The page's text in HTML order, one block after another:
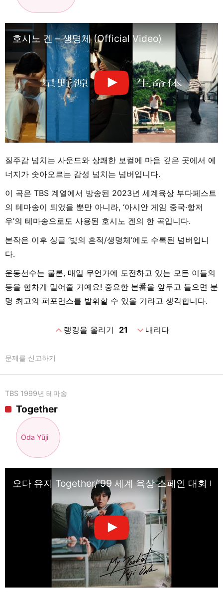
호시노 겐 – 생명체 (Official Video)
질주감 넘치는 사운드와 상쾌한 보컬에 마음 깊은 곳에서 에
너지가 솟아오르는 감성 넘치는 넘버입니다.
이 곡은 TBS 계열에서 방송된 2023년 세계육상 부다페스트
의 테마송이 되었을 뿐만 아니라, ‘아시안 게임 중국·항저
우’의 테마송으로도 사용된 호시노 겐의 한 곡입니다.
본작은 이후 싱글 ‘빛의 흔적/생명체’에도 수록된 넘버입니
다.
운동선수는 물론, 매일 무언가에 도전하고 있는 모든 이들의
등을 힘차게 밀어줄 거예요! 중요한 본番을 앞두고 들으면 분
명 최고의 퍼포먼스를 발휘할 수 있을 거라고 생각합니다.
expand_less랭킹을 올리기 21 expand_more내리다
문제를 신고하기
TBS 1999년 테마송
Together
Oda Yūji
오다 유지 Together/’99 세계 육상 스페인 대회 테